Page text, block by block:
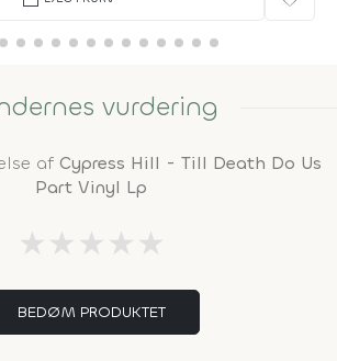
vurdering
af Cypress Hill - Till Death Do Us
Part Vinyl Lp
★ ★ ★ ★ ★
BEDØM PRODUKTET